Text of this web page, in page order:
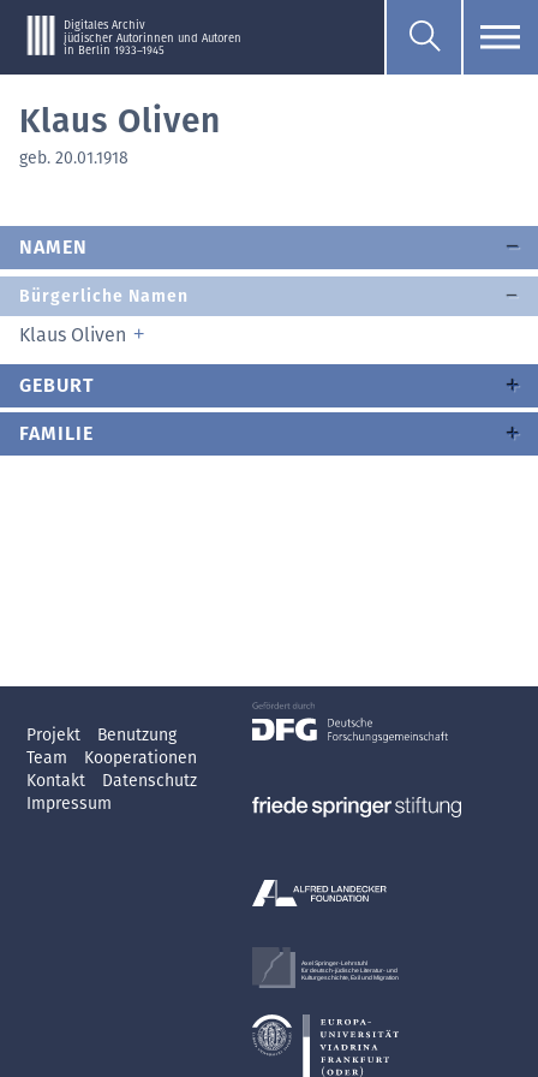
Digitales Archiv
jüdischer Autorinnen und Autoren
in Berlin 1933–1945
Klaus Oliven
geb. 20.01.1918
NAMEN
Bürgerliche Namen
Klaus Oliven
GEBURT
FAMILIE
Projekt
Benutzung
Team
Kooperationen
Kontakt
Datenschutz
Impressum
Axel Springer-Lehrstuhl
für deutsch-jüdische Literatur- und
Kulturgeschichte, Exil und Migration